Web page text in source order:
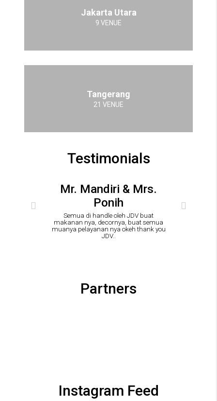
Jakarta Utara
9 VENUE
Tangerang
21 VENUE
Testimonials
Mr. Mandiri & Mrs.
Ponih
Semua di handle oleh JDV buat
makanan nya, decornya, buat semua
muanya pelayanan nya okeh thank you
JDV..
Partners
Instagram Feed